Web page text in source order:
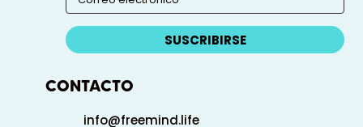
SUSCRIBIRSE
CONTACTO
info@freemind.life